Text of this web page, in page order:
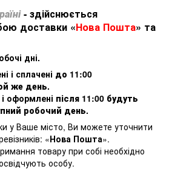
- здійснюється
доставки «Нова Пошта» та
дні.
і сплачені до 11:00
же день.
оформлені після 11:00 будуть
робочий день.
у Ваше місто, Ви можете уточнити
«Нова Пошта».
товару при собі необхідно
особу.